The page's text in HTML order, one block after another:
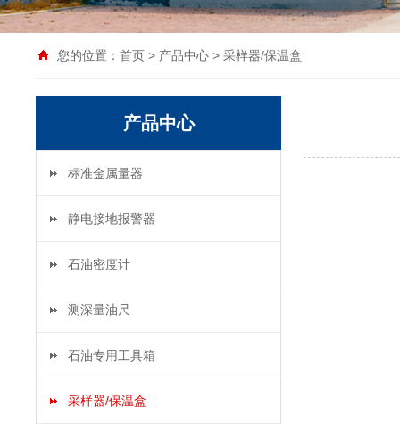
您的位置： 首页 > 产品中心 > 采样器/保温盒
产品中心
标准金属量器
静电接地报警器
石油密度计
测深量油尺
石油专用工具箱
采样器/保温盒